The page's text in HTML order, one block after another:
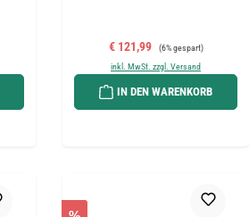
Verkaufspreis:
€ 121,99 Regulärer Preis:
(6% gespart)
inkl. MwSt. zzgl. Versand
IN DEN WARENKORB